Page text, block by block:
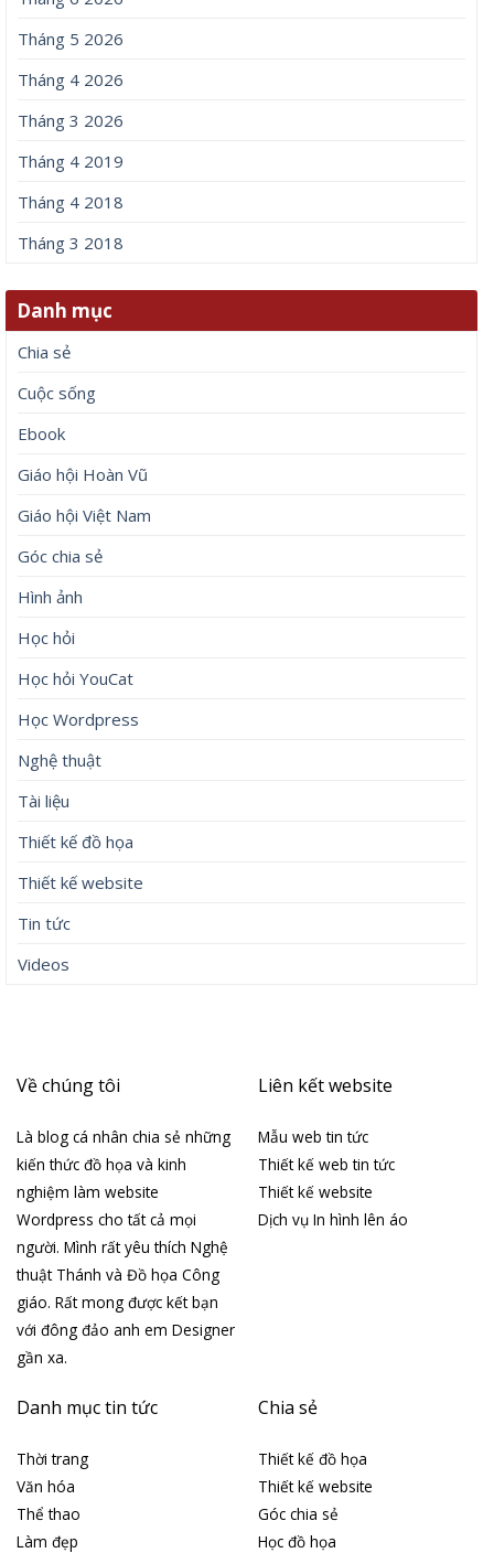
Tháng 5 2026
Tháng 4 2026
Tháng 3 2026
Tháng 4 2019
Tháng 4 2018
Tháng 3 2018
Danh mục
Chia sẻ
Cuộc sống
Ebook
Giáo hội Hoàn Vũ
Giáo hội Việt Nam
Góc chia sẻ
Hình ảnh
Học hỏi
Học hỏi YouCat
Học Wordpress
Nghệ thuật
Tài liệu
Thiết kế đồ họa
Thiết kế website
Tin tức
Videos
Về chúng tôi
Là blog cá nhân chia sẻ những
kiến thức đồ họa và kinh
nghiệm làm website
Wordpress cho tất cả mọi
người. Mình rất yêu thích Nghệ
thuật Thánh và Đồ họa Công
giáo. Rất mong được kết bạn
với đông đảo anh em Designer
gần xa.
Liên kết website
Mẫu web tin tức
Thiết kế web tin tức
Thiết kế website
Dịch vụ In hình lên áo
Danh mục tin tức
Thời trang
Văn hóa
Thể thao
Làm đẹp
Chia sẻ
Thiết kế đồ họa
Thiết kế website
Góc chia sẻ
Học đồ họa